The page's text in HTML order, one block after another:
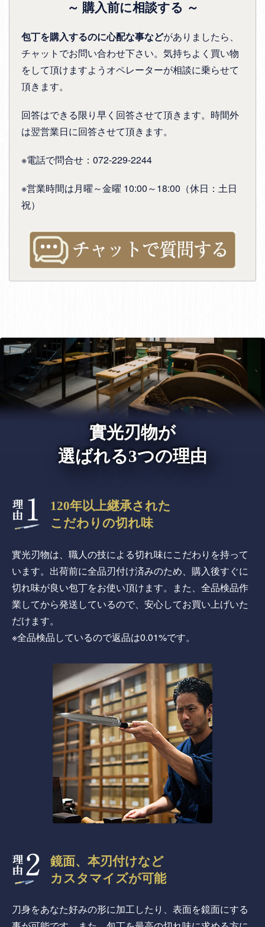
～ 購入前に相談する ～
包丁を購入するのに心配な事などがありましたら、
チャットでお問い合わせ下さい。気持ちよく買い物
をして頂けますようオペレーターが相談に乗らせて
頂きます。
回答はできる限り早く回答させて頂きます。時間外
は翌営業日に回答させて頂きます。
※電話で問合せ：072-229-2244
※営業時間は月曜～金曜 10:00～18:00（休日：土日
祝）
實光刃物が
選ばれる3つの理由
120年以上継承された
こだわりの切れ味
實光刃物は、職人の技による切れ味にこだわりを持って
います。出荷前に全品刃付け済みのため、購入後すぐに
切れ味が良い包丁をお使い頂けます。また、全品検品作
業してから発送しているので、安心してお買い上げいた
だけます。
※全品検品しているので返品は0.01%です。
鏡面、本刃付けなど
カスタマイズが可能
刀身をあなた好みの形に加工したり、表面を鏡面にする